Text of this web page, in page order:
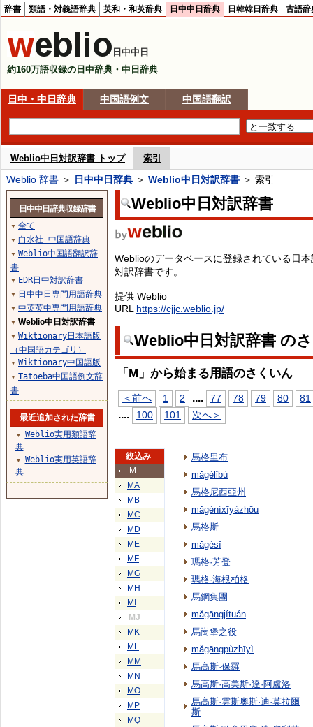
辞書 類語・対義語辞典 英和・和英辞典 日中中日辞典 日韓韓日辞典 古語辞
日中中日
約160万語収録の日中辞典・中日辞典
日中・中日辞典 中国語例文 中国語翻訳
Weblio中日対訳辞書 トップ 索引
Weblio 辞書 ＞ 日中中日辞典 ＞ Weblio中日対訳辞書 ＞ 索引
Weblio中日対訳辞書
Weblioのデータベースに登録されている日
対訳辞書です。
提供 Weblio
URL https://cjjc.weblio.jp/
Weblio中日対訳辞書 の
「M」から始まる用語のさくいん
＜前へ 1 2 .... 77 78 79 80 81
.... 100 101 次へ＞
絞込み
M
MA
MB
MC
MD
ME
MF
MG
MH
MI
MJ
MK
ML
MM
MN
MO
MP
MQ
馬格里布
mǎgélǐbù
馬格尼西亞州
mǎgéníxīyàzhōu
馬格斯
mǎgésī
瑪格·芳登
瑪格·海根柏格
馬鋼集團
mǎgāngjítuán
馬崗堡之役
mǎgāngpùzhīyì
馬高斯·保羅
馬高斯·高美斯·達·阿盧洛
馬高斯·雲斯奧斯·迪·莫拉爾
斯
日中中日辞典収録辞書
▼ 全て
▼ 白水社 中国語辞典
▼ Weblio中国語翻訳辞
書
▼ EDR日中対訳辞書
▼ 日中中日専門用語辞典
▼ 中英英中専門用語辞典
▼ Weblio中日対訳辞書
▼ Wiktionary日本語版
（中国語カテゴリ）
▼ Wiktionary中国語版
▼ Tatoeba中国語例文辞
書
最近追加された辞書
▼
Weblio実用類語辞
典
▼
Weblio実用英語辞
典